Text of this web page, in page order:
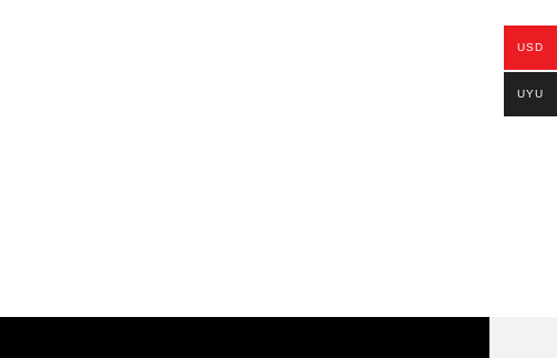
Masilla
Añadir al carrito
USD
UYU